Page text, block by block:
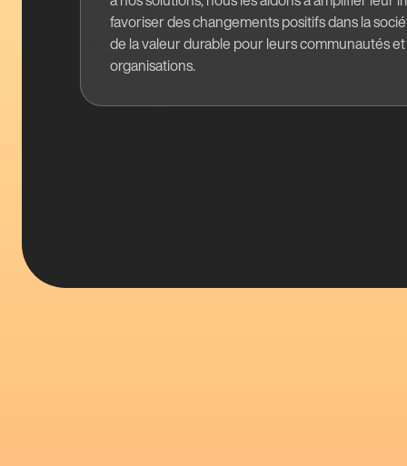
favoriser des changements positifs dans la
de la valeur durable pour leurs communautés
organisations.